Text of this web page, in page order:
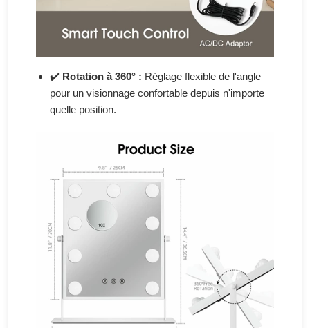
✔️ Rotation à 360° : Réglage flexible de l'angle
pour un visionnage confortable depuis n'importe
quelle position.